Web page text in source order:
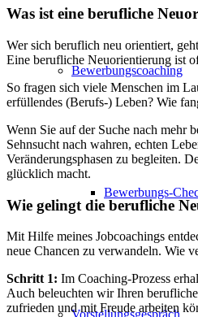
Bewerbungscoaching
Bewerbungs-
Vorstellungsgespräch
Was ist eine berufliche
Wer sich beruflich neu orientiert,
Eine berufliche Neuorientierung ist
So fragen sich viele Menschen im
erfüllendes (Berufs-) Leben? Wie
Wenn Sie auf der Suche nach mehr
Sehnsucht nach wahren, echten
Veränderungsphasen zu begleiten.
glücklich macht.
Wie gelingt die berufliche
Mit Hilfe meines Jobcoachings
neue Chancen zu verwandeln. Wie
Schritt 1: Im Coaching-Prozess
Auch beleuchten wir Ihren
zufrieden und mit Freude arbeiten